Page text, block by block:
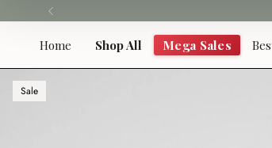
to
Home Shop All Mega Sales
Sale